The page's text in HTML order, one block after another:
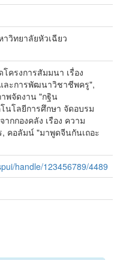
วิทยาลัยหัวเฉียว
ครงการสัมมนา เรื่อง
ละการพัฒนาวิชาชีพครู",
พจัดงาน "กฐิน
นโลยีการศึกษา จัดอบรม
กกองคลัง เรือง ความ
คอลัมน์ "มาพูดจีนกันเถอะ
handle/123456789/4489